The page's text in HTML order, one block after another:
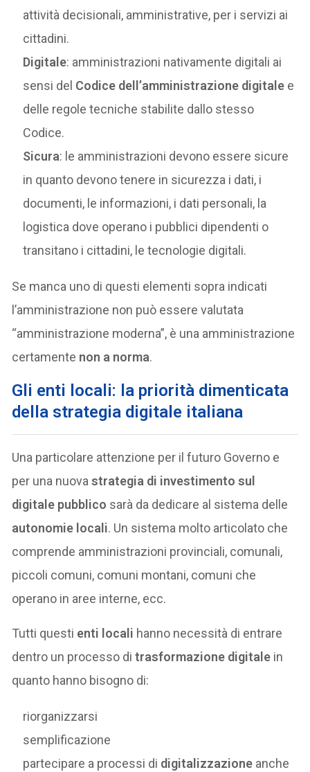
attività decisionali, amministrative, per i servizi ai
cittadini.
Digitale: amministrazioni nativamente digitali ai
sensi del Codice dell’amministrazione digitale e
delle regole tecniche stabilite dallo stesso
Codice.
Sicura: le amministrazioni devono essere sicure
in quanto devono tenere in sicurezza i dati, i
documenti, le informazioni, i dati personali, la
logistica dove operano i pubblici dipendenti o
transitano i cittadini, le tecnologie digitali.
Se manca uno di questi elementi sopra indicati
l’amministrazione non può essere valutata
“amministrazione moderna”, è una amministrazione
certamente non a norma.
Gli enti locali: la priorità dimenticata
della strategia digitale italiana
Una particolare attenzione per il futuro Governo e
per una nuovastrategia di investimento sul
digitale pubblico sarà da dedicare al sistema delle
autonomie locali. Un sistema molto articolato che
comprende amministrazioni provinciali, comunali,
piccoli comuni, comuni montani, comuni che
operano in aree interne, ecc.
Tutti questi enti locali hanno necessità di entrare
dentro un processo ditrasformazione digitale in
quanto hanno bisogno di:
riorganizzarsi
semplificazione
partecipare a processi di digitalizzazione anche